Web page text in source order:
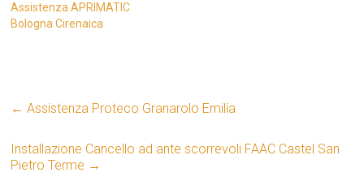
Assistenza APRIMATIC
Bologna Cirenaica
← Assistenza Proteco Granarolo Emilia
Installazione Cancello ad ante scorrevoli FAAC Castel San
Pietro Terme →